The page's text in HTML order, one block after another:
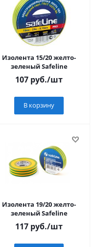
Изолента 15/20 желто-
зеленый Safeline
107 руб./шт
В корзину
Изолента 19/20 желто-
зеленый Safeline
117 руб./шт